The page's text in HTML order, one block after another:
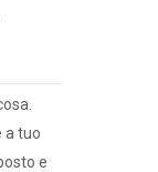
a tuo
e